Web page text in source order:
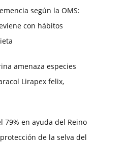
según la OMS:
con hábitos
amenaza especies
Lirapex felix,
79% en ayuda del Reino
de la selva del